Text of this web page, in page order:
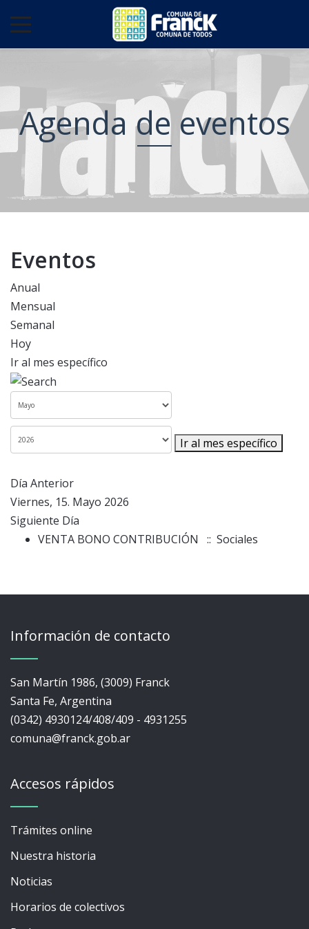
Agenda de eventos
Eventos
Anual
Mensual
Semanal
Hoy
Ir al mes específico
Ir al mes específico
Día Anterior
Viernes, 15. Mayo 2026
Siguiente Día
VENTA BONO CONTRIBUCIÓN
:: Sociales
Información de contacto
San Martín 1986, (3009) Franck
Santa Fe, Argentina
(0342) 4930124/408/409 - 4931255
comuna@franck.gob.ar
Accesos rápidos
Trámites online
Nuestra historia
Noticias
Horarios de colectivos